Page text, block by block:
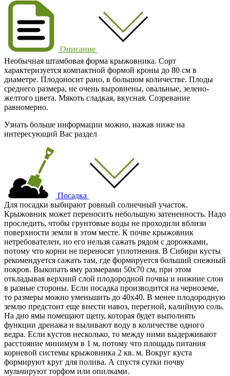
Описание
Необычная штамбовая форма крыжовника. Сорт
характеризуется компактной формой кроны до 80 см в
диаметре. Плодоносит рано, в большом количестве. Плоды
среднего размера, не очень выровнены, овальные, зелено-
желтого цвета. Мякоть сладкая, вкусная. Созревание
равномерно.
Узнать больше информации можно, нажав ниже на
интересующий Вас раздел
Посадка
Для посадки выбирают ровный солнечный участок.
Крыжовник может переносить небольшую затененность. Надо
проследить, чтобы грунтовые воды не проходили вблизи
поверхности земли в этом месте. К почве крыжовник
нетребователен, но его нельзя сажать рядом с дорожками,
потому что корни не переносят уплотнения. В Сибири кусты
рекомендуется сажать там, где формируется больший снежный
покров. Выкопать яму размерами 50х70 см, при этом
откладывая верхний слой плодородной почвы и нижние слои
в разные стороны. Если посадка производится на черноземе,
то размеры можно уменьшить до 40х40. В менее плодородную
землю предстоит еще внести навоз, перегной, калийную соль.
На дно ямы помещают щепу, которая будет выполнять
функции дренажа и выливают воду в количестве одного
ведра. Если кустов несколько, то между ними выдерживают
расстояние минимум в 1 м, потому что площадь питания
корневой системы крыжовника 2 кв. м. Вокруг куста
формируют круг для полива. А спустя сутки почву
мульчируют торфом или опилками.